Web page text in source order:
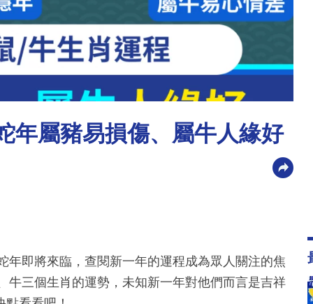
年屬豬易損傷、屬牛人緣好
年即將來臨，查閱新一年的運程成為眾人關注的焦
牛三個生肖的運勢，未知新一年對他們而言是吉祥